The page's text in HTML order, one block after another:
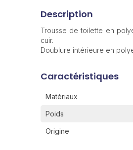
Description
Trousse de toilette en
cuir.
Doublure intérieure en
Caractéristiques
Matériaux
Poids
Origine